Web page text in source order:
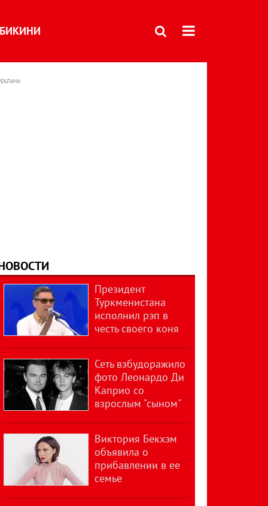
БИКИНИ
Президент
Туркменистана
исполнил рэп в
честь своего коня
Сеть взбудоражило
фото Леонардо Ди
Каприо со
взрослым "сыном"
Виктория Бекхэм
объявила о
прибавлении в ее
семье